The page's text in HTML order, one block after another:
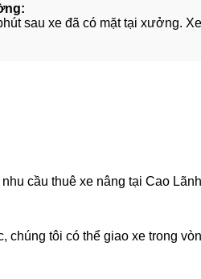
sau xe đã có mặt tại xưởng.
cầu thuê xe nâng tại Cao
chúng tôi có thể giao xe trong